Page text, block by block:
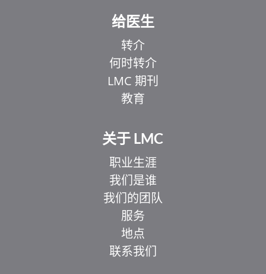
给医生
转介
何时转介
LMC 期刊
教育
关于 LMC
职业生涯
我们是谁
我们的团队
服务
地点
联系我们